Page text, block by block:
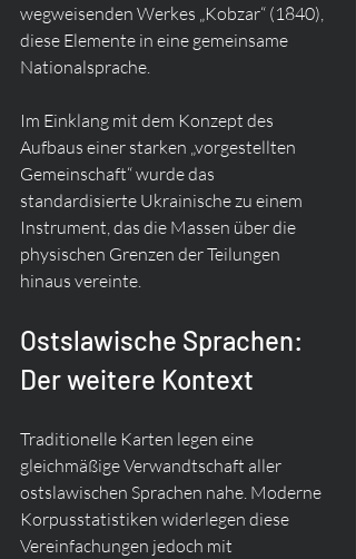
wegweisenden Werkes „Kobzar“ (1840),
diese Elemente in eine gemeinsame
Nationalsprache.
Im Einklang mit dem Konzept des
Aufbaus einer starken „vorgestellten
Gemeinschaft“ wurde das
standardisierte Ukrainische zu einem
Instrument, das die Massen über die
physischen Grenzen der Teilungen
hinaus vereinte.
Ostslawische Sprachen:
Der weitere Kontext
Traditionelle Karten legen eine
gleichmäßige Verwandtschaft aller
ostslawischen Sprachen nahe. Moderne
Korpusstatistiken widerlegen diese
Vereinfachungen jedoch mit